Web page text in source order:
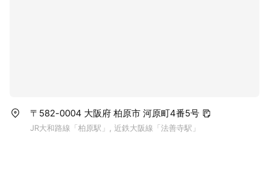
〒582-0004 大阪府 柏原市 河原町4番5号
JR大和路線「柏原駅」, 近鉄大阪線「法善寺駅」